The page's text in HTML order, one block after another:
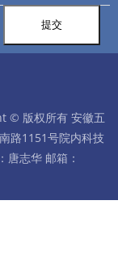
© 版权所有 安徽五
路1151号院内科技
志华 邮箱：
提交